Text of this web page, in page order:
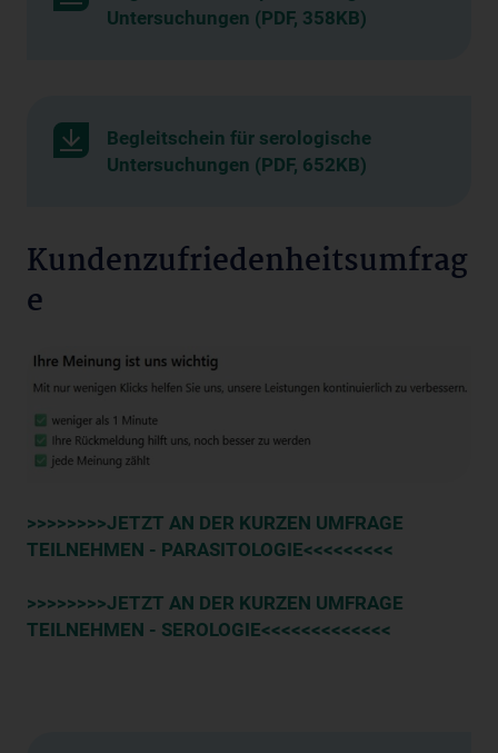
Untersuchungen (PDF, 358KB)
Begleitschein für serologische
Untersuchungen (PDF, 652KB)
Kundenzufriedenheitsumfrag
e
>>>>>>>>JETZT AN DER KURZEN UMFRAGE
TEILNEHMEN - PARASITOLOGIE<<<<<<<<<
>>>>>>>>JETZT AN DER KURZEN UMFRAGE
TEILNEHMEN - SEROLOGIE<<<<<<<<<<<<<